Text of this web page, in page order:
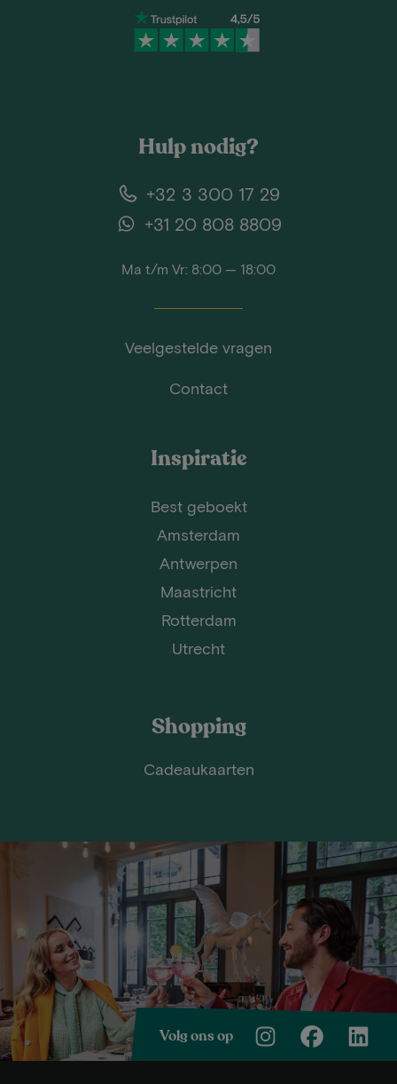
Hulp nodig?
+32 3 300 17 29
+31 20 808 8809
Ma t/m Vr: 8:00 — 18:00
Veelgestelde vragen
Contact
Inspiratie
Best geboekt
Amsterdam
Antwerpen
Maastricht
Rotterdam
Utrecht
Shopping
Cadeaukaarten
Volg ons op